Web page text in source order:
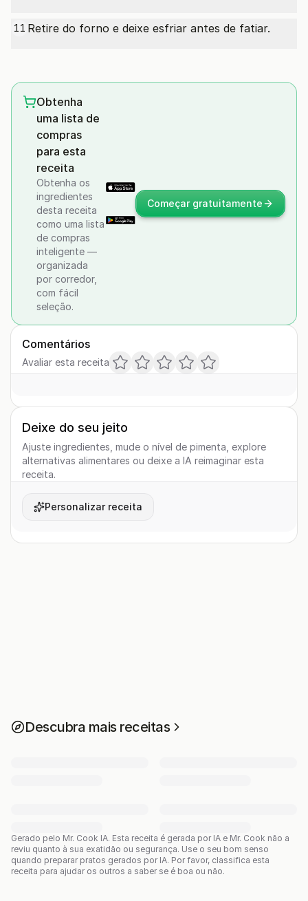
11 Retire do forno e deixe esfriar antes de fatiar.
Obtenha
uma lista de
compras
para esta
receita
Obtenha os
ingredientes
desta receita
como uma lista
de compras
inteligente —
organizada
por corredor,
com fácil
seleção.
Começar gratuitamente
Comentários
Avaliar esta receita
Deixe do seu jeito
Ajuste ingredientes, mude o nível de pimenta, explore
alternativas alimentares ou deixe a IA reimaginar esta
receita.
Personalizar receita
Descubra mais receitas
Gerado pelo Mr. Cook IA. Esta receita é gerada por IA e Mr. Cook não a
reviu quanto à sua exatidão ou segurança. Use o seu bom senso
quando preparar pratos gerados por IA. Por favor, classifica esta
receita para ajudar os outros a saber se é boa ou não.